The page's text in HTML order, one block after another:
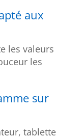
aux
les valeurs
les
sur
tablette